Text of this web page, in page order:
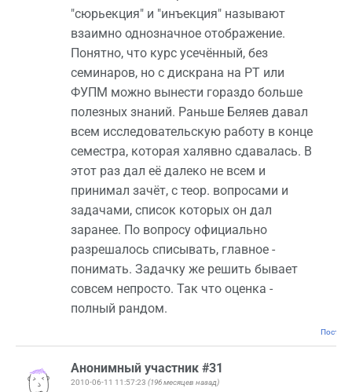
"сюрьекция" и "инъекция" называют
взаимно однозначное отображение.
Понятно, что курс усечённый, без
семинаров, но с дискрана на РТ или
ФУПМ можно вынести гораздо больше
полезных знаний. Раньше Беляев давал
всем исследовательскую работу в конце
семестра, которая халявно сдавалась. В
этот раз дал её далеко не всем и
принимал зачёт, с теор. вопросами и
задачами, список которых он дал
заранее. По вопросу официально
разрешалось списывать, главное -
понимать. Задачку же решить бывает
совсем непросто. Так что оценка -
полный рандом.
Анонимный участник #31
2010-06-11 11:57:23 (196 месяцев назад)